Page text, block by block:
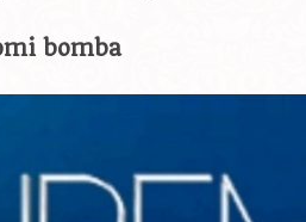
bomba